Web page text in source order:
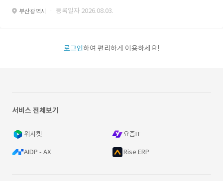
부산광역시 · 등록일자 2026.08.03.
로그인하여 편리하게 이용하세요!
서비스 전체보기
위시켓 요즘IT
AIDP - AX Rise ERP